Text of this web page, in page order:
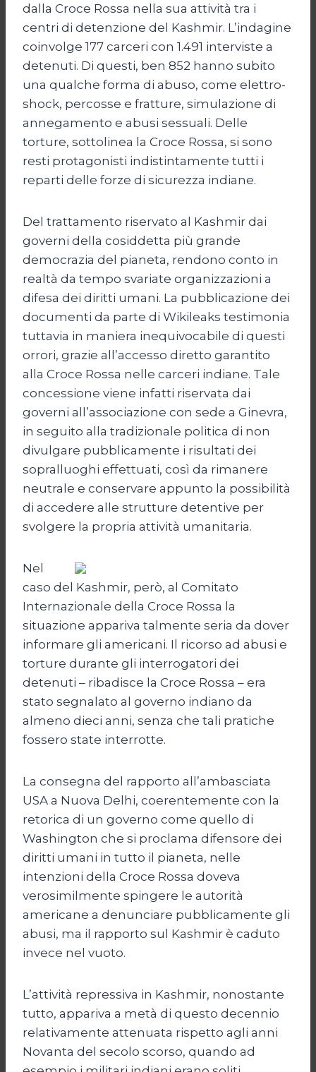
dalla Croce Rossa nella sua attività tra i
centri di detenzione del Kashmir. L’indagine
coinvolge 177 carceri con 1.491 interviste a
detenuti. Di questi, ben 852 hanno subito
una qualche forma di abuso, come elettro-
shock, percosse e fratture, simulazione di
annegamento e abusi sessuali. Delle
torture, sottolinea la Croce Rossa, si sono
resti protagonisti indistintamente tutti i
reparti delle forze di sicurezza indiane.
Del trattamento riservato al Kashmir dai
governi della cosiddetta più grande
democrazia del pianeta, rendono conto in
realtà da tempo svariate organizzazioni a
difesa dei diritti umani. La pubblicazione dei
documenti da parte di Wikileaks testimonia
tuttavia in maniera inequivocabile di questi
orrori, grazie all’accesso diretto garantito
alla Croce Rossa nelle carceri indiane. Tale
concessione viene infatti riservata dai
governi all’associazione con sede a Ginevra,
in seguito alla tradizionale politica di non
divulgare pubblicamente i risultati dei
sopralluoghi effettuati, così da rimanere
neutrale e conservare appunto la possibilità
di accedere alle strutture detentive per
svolgere la propria attività umanitaria.
Nel
caso del Kashmir, però, al Comitato
Internazionale della Croce Rossa la
situazione appariva talmente seria da dover
informare gli americani. Il ricorso ad abusi e
torture durante gli interrogatori dei
detenuti – ribadisce la Croce Rossa – era
stato segnalato al governo indiano da
almeno dieci anni, senza che tali pratiche
fossero state interrotte.
La consegna del rapporto all’ambasciata
USA a Nuova Delhi, coerentemente con la
retorica di un governo come quello di
Washington che si proclama difensore dei
diritti umani in tutto il pianeta, nelle
intenzioni della Croce Rossa doveva
verosimilmente spingere le autorità
americane a denunciare pubblicamente gli
abusi, ma il rapporto sul Kashmir è caduto
invece nel vuoto.
L’attività repressiva in Kashmir, nonostante
tutto, appariva a metà di questo decennio
relativamente attenuata rispetto agli anni
Novanta del secolo scorso, quando ad